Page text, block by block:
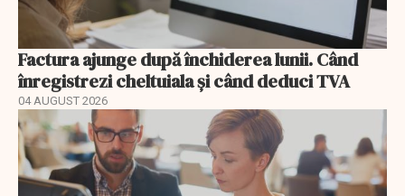
Factura ajunge după închiderea lunii. Când
înregistrezi cheltuiala și când deduci TVA
04 AUGUST 2026